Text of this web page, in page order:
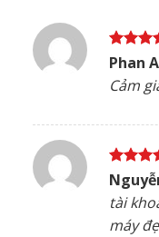
Được
sao
Phan
Cảm
Được
hạng5 5
sao
tài
máy